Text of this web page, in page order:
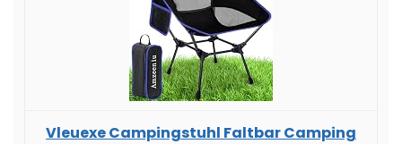
Vleuexe Campingstuhl Faltbar Camping